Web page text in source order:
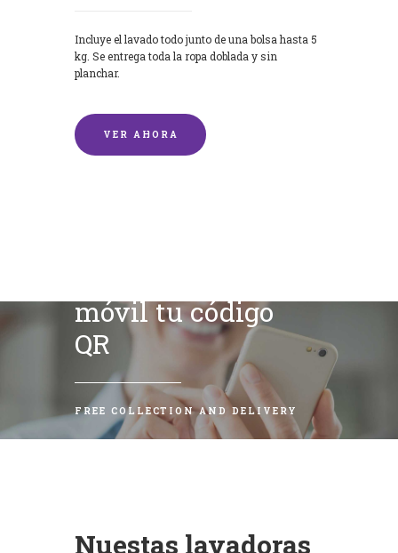
Incluye el lavado todo junto de una bolsa hasta 5
kg. Se entrega toda la ropa doblada y sin
planchar.
VER AHORA
móvil tu código
QR
FREE COLLECTION AND DELIVERY
Nuestas lavadoras